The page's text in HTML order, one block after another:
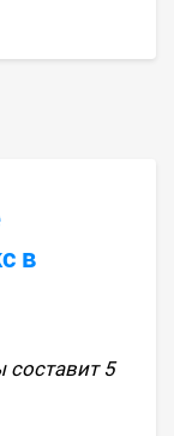
в
составит 5